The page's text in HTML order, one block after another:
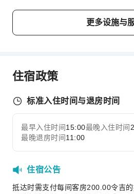
美发护发
烧烤设施
儿童设施
儿童乐园
展开全部
更多设施与
住宿政策
标准入住时间与退房时间
最早入住时间15:00最晚入住时间
最晚退房时间11:00
住宿公告
抵达时需支付每间客房200.00令吉